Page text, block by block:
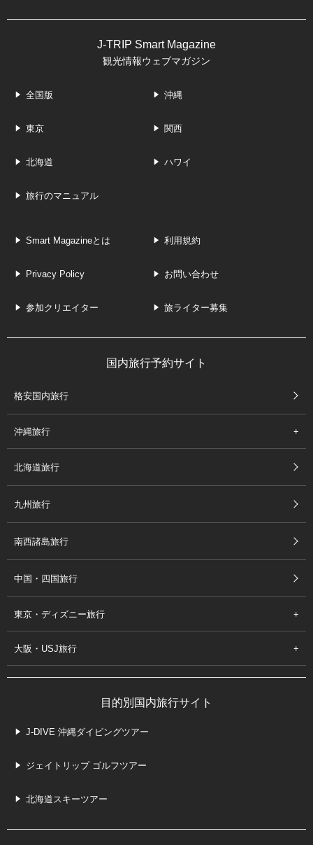
J-TRIP Smart Magazine
観光情報ウェブマガジン
全国版 沖縄
東京 関西
北海道 ハワイ
旅行のマニュアル
Smart Magazineとは 利用規約
Privacy Policy お問い合わせ
参加クリエイター 旅ライター募集
国内旅行予約サイト
格安国内旅行
沖縄旅行
北海道旅行
九州旅行
南西諸島旅行
中国・四国旅行
東京・ディズニー旅行
大阪・USJ旅行
目的別国内旅行サイト
J-DIVE 沖縄ダイビングツアー
ジェイトリップ ゴルフツアー
北海道スキーツアー